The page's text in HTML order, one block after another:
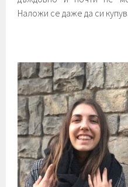
Наложи се даже да си